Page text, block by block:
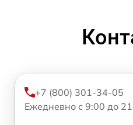
+7 (800) 301-34-05
Ежедневно с 9:00 до